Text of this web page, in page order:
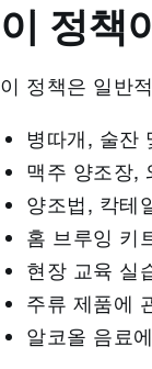
이 정책
이 정책은 일반
병따개, 술잔
맥주 양조장,
양조법, 칵테
홈 브루잉 키
현장 교육 실
주류 제품에
알코올 음료